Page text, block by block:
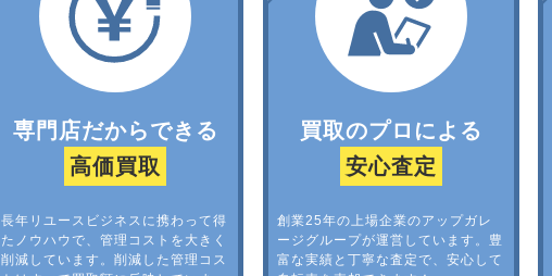
専門店だからできる
高価買取
長年リユースビジネスに携わって得
たノウハウで、管理コストを大きく
削減しています。削減した管理コス
買取のプロによる
安心査定
創業25年の上場企業のアップガレ
ージグループが運営しています。豊
富な実績と丁寧な査定で、安心して